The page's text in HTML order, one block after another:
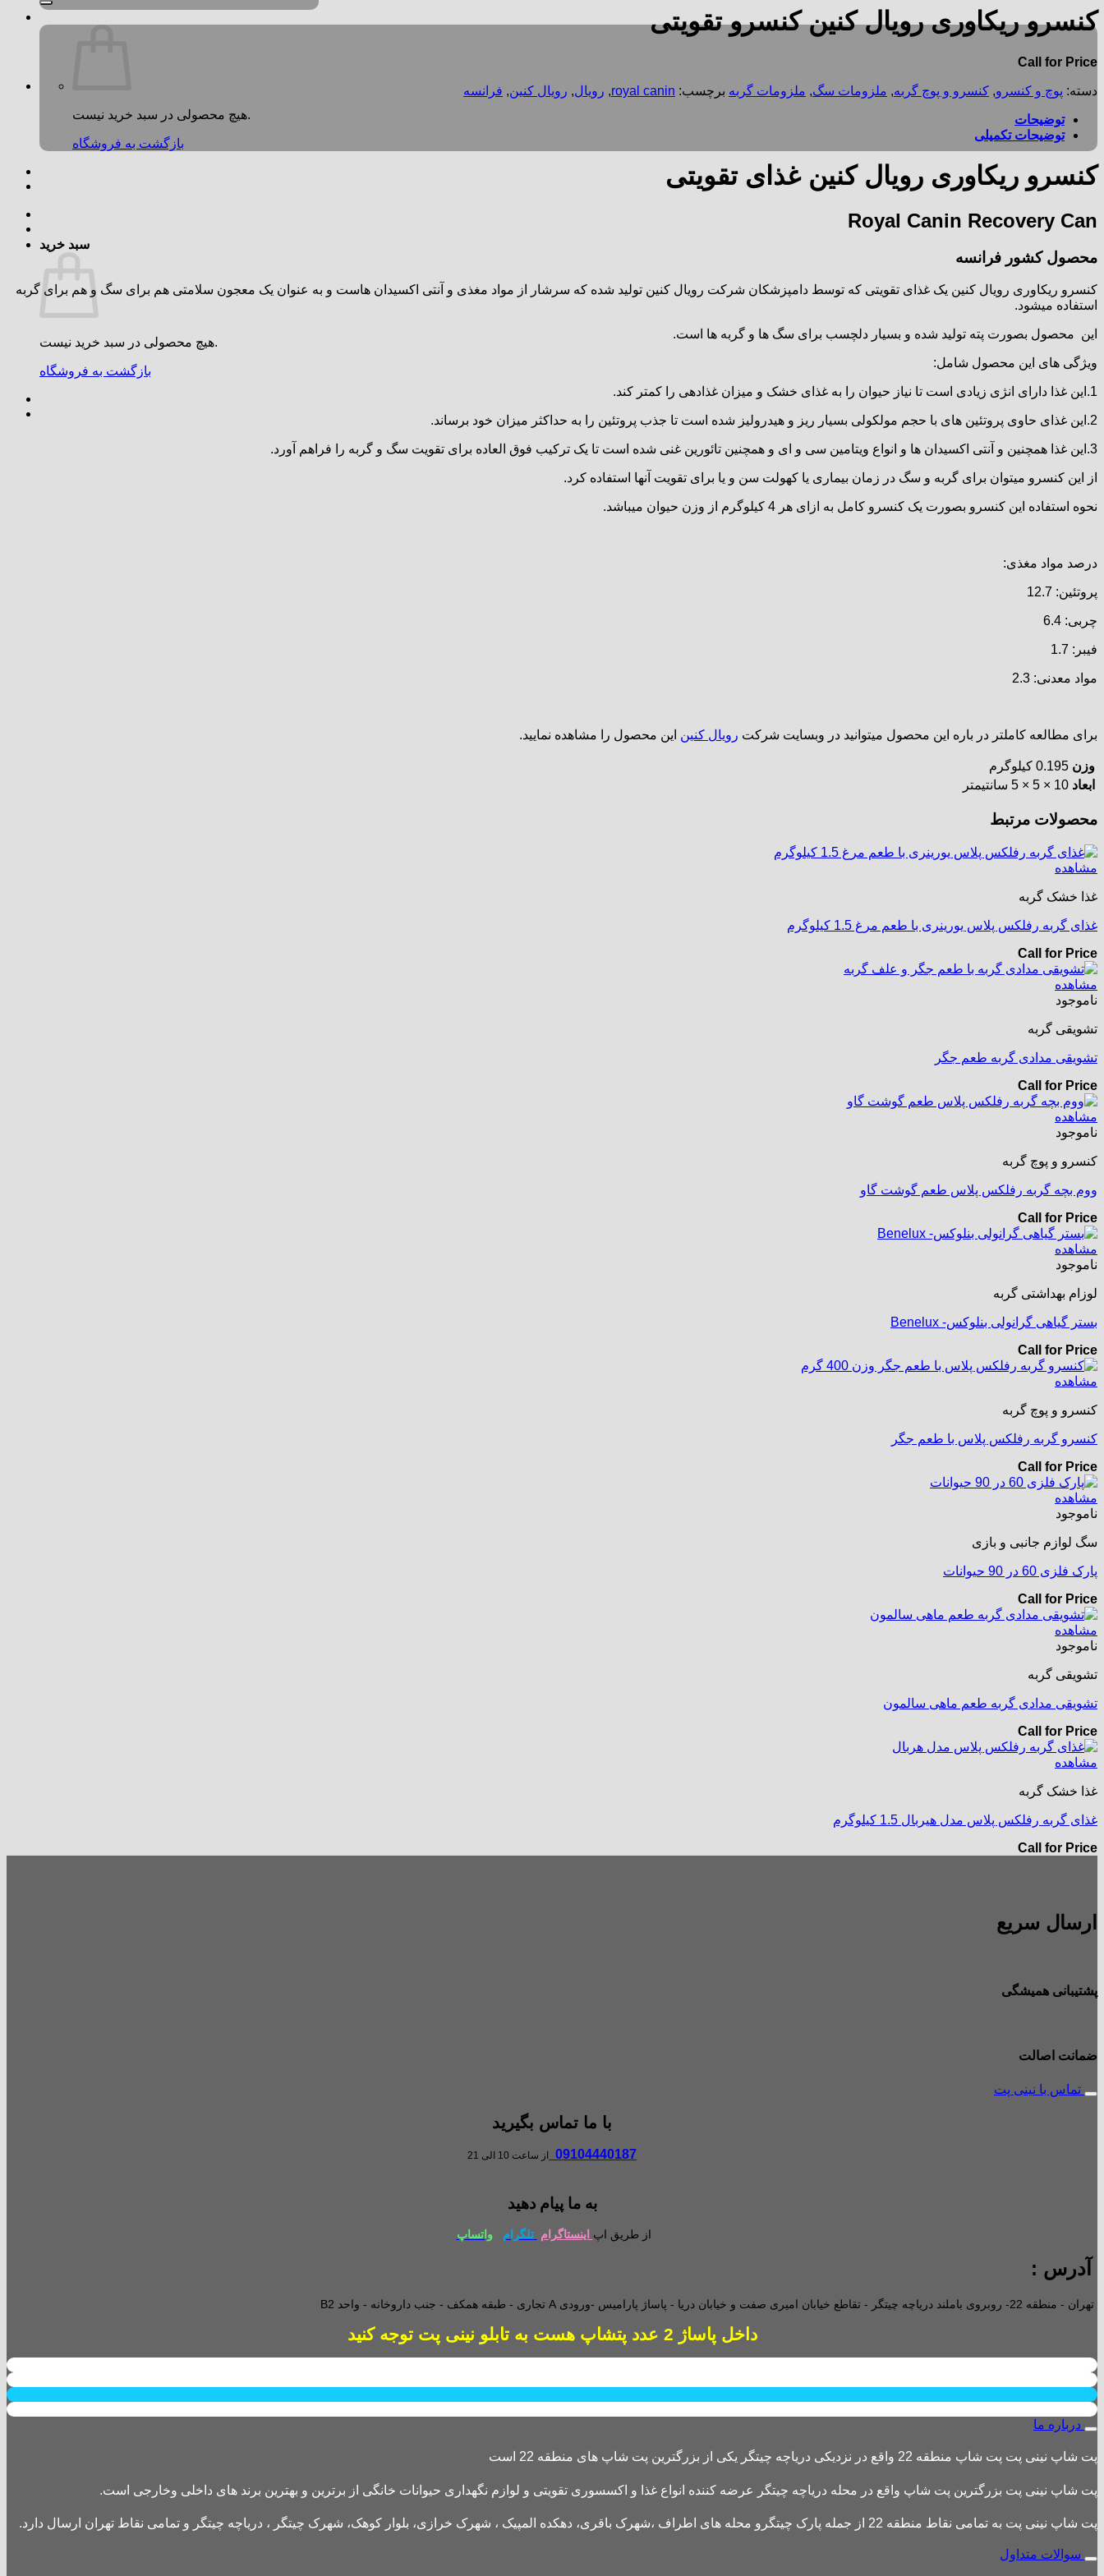
هیچ محصولی در سبد خرید نیست.
بازگشت به فروشگاه
سبد خرید
هیچ محصولی در سبد خرید نیست.
بازگشت به فروشگاه
کنسرو ریکاوری رویال کنین کنسرو تقویتی
Call for Price
دسته: پوچ و کنسرو, کنسرو و پوچ گربه, ملزومات سگ, ملزومات گربه برچسب: royal canin
, رویال, رویال کنین, فرانسه
توضیحات
توضیحات تکمیلی
کنسرو ریکاوری رویال کنین غذای تقویتی
Royal Canin Recovery Can
محصول کشور فرانسه
کنسرو ریکاوری رویال کنین یک غذای تقویتی که توسط دامپزشکان شرکت رویال کنین تولید شده که سرشار از مواد مغذی و آنتی اکسیدان هاست و به عنوان یک معجون سلامتی هم برای سگ و هم برای گربه
استفاده میشود.
این محصول بصورت پته تولید شده و بسیار دلچسب برای سگ ها و گربه ها است.
ویژگی های این محصول شامل:
1.این غذا دارای انژی زیادی است تا نیاز حیوان را به غذای خشک و میزان غذادهی را کمتر کند.
2.این غذای حاوی پروتئین های با حجم مولکولی بسیار ریز و هیدرولیز شده است تا جذب پروتئین را به حداکثر میزان خود برساند.
3.این غذا همچنین و آنتی اکسیدان ها و انواع ویتامین سی و ای و همچنین تائورین غنی شده است تا یک ترکیب فوق العاده برای تقویت سگ و گربه را فراهم آورد.
از این کنسرو میتوان برای گربه و سگ در زمان بیماری یا کهولت سن و یا برای تقویت آنها استفاده کرد.
نحوه استفاده این کنسرو بصورت یک کنسرو کامل به ازای هر 4 کیلوگرم از وزن حیوان میباشد.
درصد مواد مغذی:
پروتئین: 12.7
چربی: 6.4
فیبر: 1.7
مواد معدنی: 2.3
برای مطالعه کاملتر در باره این محصول میتوانید در وبسایت شرکت رویال کنین این محصول را مشاهده نمایید.
وزن 0.195 کیلوگرم
ابعاد 10 × 5 × 5 سانتیمتر
محصولات مرتبط
مشاهده
غذا خشک گربه
غذای گربه رفلکس پلاس یورینری با طعم مرغ 1.5 کیلوگرم
Call for Price
مشاهده
ناموجود
تشویقی گربه
تشویقی مدادی گربه طعم جگر
Call for Price
مشاهده
ناموجود
کنسرو و پوچ گربه
ووم بچه گربه رفلکس پلاس طعم گوشت گاو
Call for Price
مشاهده
ناموجود
لوزام بهداشتی گربه
بستر گیاهی گرانولی بنلوکس- Benelux
Call for Price
مشاهده
کنسرو و پوچ گربه
کنسرو گربه رفلکس پلاس با طعم جگر
Call for Price
مشاهده
ناموجود
سگ لوازم جانبی و بازی
پارک فلزی 60 در 90 حیوانات
Call for Price
مشاهده
ناموجود
تشویقی گربه
تشویقی مدادی گربه طعم ماهی سالمون
Call for Price
مشاهده
غذا خشک گربه
غذای گربه رفلکس پلاس مدل هیربال 1.5 کیلوگرم
Call for Price
ارسال سریع
پشتیبانی همیشگی
ضمانت اصالت
تماس با نینی پت
با ما تماس بگیرید
09104440187 از ساعت 10 الی 21
به ما پیام دهید
از طریق اپ اینستاگرام تلگرام واتساپ
آدرس :
تهران - منطقه 22- روبروی باملند دریاچه چیتگر - تقاطع خیابان امیری صفت و خیابان دریا - پاساژ پارامیس -ورودی A تجاری - طبقه همکف - جنب داروخانه - واحد B2
داخل پاساژ 2 عدد پتشاپ هست به تابلو نینی پت توجه کنید
درباره ما
پت شاپ نینی پت پت شاپ منطقه 22 واقع در نزدیکی دریاچه چیتگر یکی از بزرگترین پت شاپ های منطقه 22 است
پت شاپ نینی پت بزرگترین پت شاپ واقع در محله دریاچه چیتگر عرضه کننده انواع غذا و اکسسوری تقویتی و لوازم نگهداری حیوانات خانگی از برترین و بهترین برند های داخلی وخارجی است.
پت شاپ نینی پت به تمامی نقاط منطقه 22 از جمله پارک چیتگرو محله های اطراف ،شهرک باقری، دهکده المپیک ، شهرک خرازی، بلوار کوهک، شهرک چیتگر ، دریاچه چیتگر و تمامی نقاط تهران ارسال دارد.
سوالات متداول